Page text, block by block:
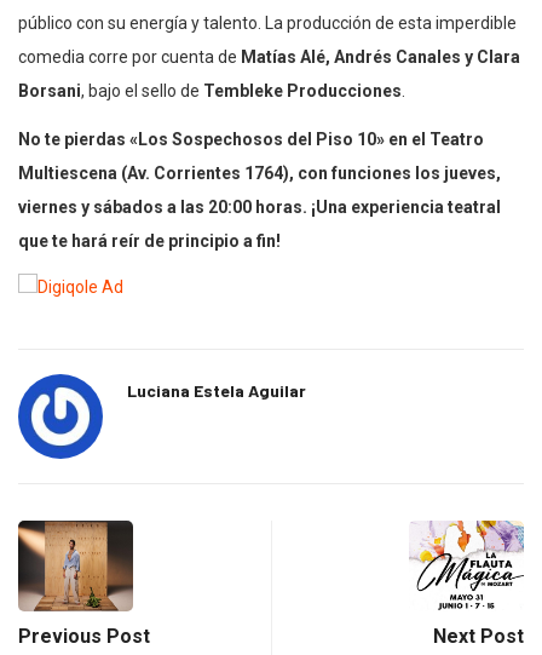
público con su energía y talento. La producción de esta imperdible
comedia corre por cuenta de Matías Alé, Andrés Canales y Clara
Borsani, bajo el sello de Tembleke Producciones
No te pierdas «Los Sospechosos del Piso 10» en el Teatro
Multiescena (Av. Corrientes 1764), con funciones los jueves,
viernes y sábados a las 20:00 horas. ¡Una experiencia teatral
que te hará reír de principio a fin!
Luciana Estela Aguilar
Previous Post Next Post